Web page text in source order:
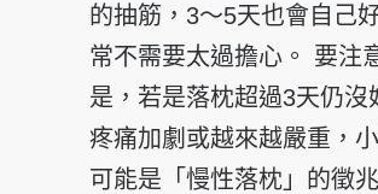
的抽筋，3～5天也會自己
常不需要太過擔心。 要注
是，若是落枕超過3天仍沒
疼痛加劇或越來越嚴重，
可能是「慢性落枕」的徵